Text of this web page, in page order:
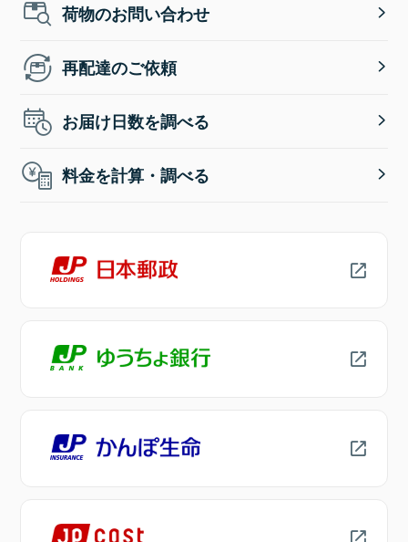
荷物のお問い合わせ
再配達のご依頼
お届け日数を調べる
料金を計算・調べる